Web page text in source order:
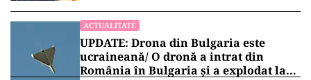
ACTUALITATE
UPDATE: Drona din Bulgaria este
ucraineană/ O dronă a intrat din
România în Bulgaria şi a explodat la